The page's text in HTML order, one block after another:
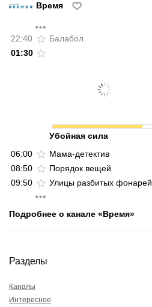
Время
22:40
Балабол
01:30
Убойная сила
06:00
Мама-детектив
08:50
Порядок вещей
09:50
Улицы разбитых фонарей
Подробнее о канале «Время»
Разделы
Каналы
Интересное